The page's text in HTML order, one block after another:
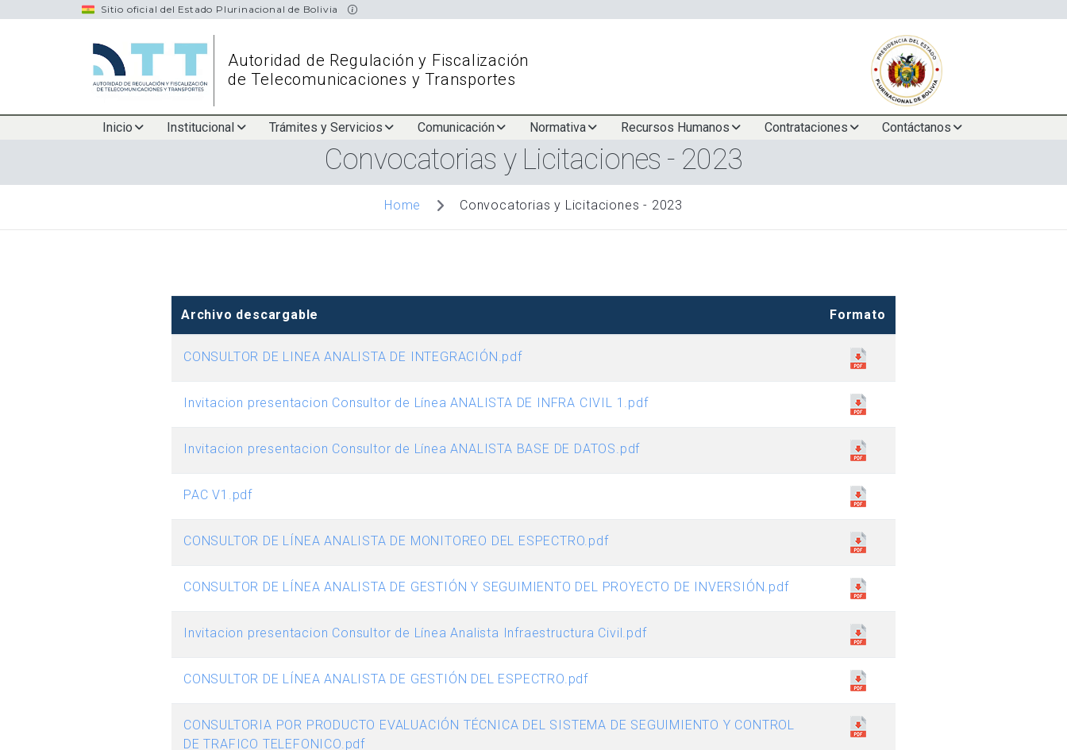
Sitio oficial del Estado Plurinacional de Bolivia
Autoridad de Regulación y Fiscalización
de Telecomunicaciones y Transportes
navigation
Inicio Institucional Trámites y Servicios Comunicación Normativa Recursos Humanos Contrataciones Contáctanos
navigation
Convocatorias y Licitaciones - 2023
Home Convocatorias y Licitaciones - 2023
Archivo descargable Formato
CONSULTOR DE LINEA ANALISTA DE INTEGRACIÓN.pdf
Invitacion presentacion Consultor de Línea ANALISTA DE INFRA CIVIL 1.pdf
Invitacion presentacion Consultor de Línea ANALISTA BASE DE DATOS.pdf
PAC V1.pdf
CONSULTOR DE LÍNEA ANALISTA DE MONITOREO DEL ESPECTRO.pdf
CONSULTOR DE LÍNEA ANALISTA DE GESTIÓN Y SEGUIMIENTO DEL PROYECTO DE INVERSIÓN.pdf
Invitacion presentacion Consultor de Línea Analista Infraestructura Civil.pdf
CONSULTOR DE LÍNEA ANALISTA DE GESTIÓN DEL ESPECTRO.pdf
CONSULTORIA POR PRODUCTO EVALUACIÓN TÉCNICA DEL SISTEMA DE SEGUIMIENTO Y CONTROL
DE TRAFICO TELEFONICO.pdf